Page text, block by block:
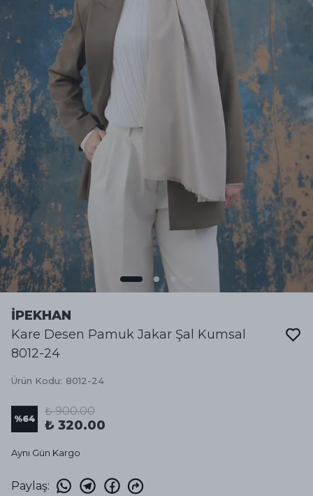
İPEKHAN
Kare Desen Pamuk Jakar Şal Kumsal
8012-24
Ürün Kodu: 8012-24
%64
₺ 900.00
₺ 320.00
Aynı Gün Kargo
Paylaş: